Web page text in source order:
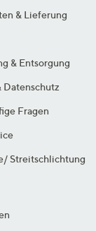
& Lieferung
& Entsorgung
Datenschutz
Fragen
Streitschlichtung